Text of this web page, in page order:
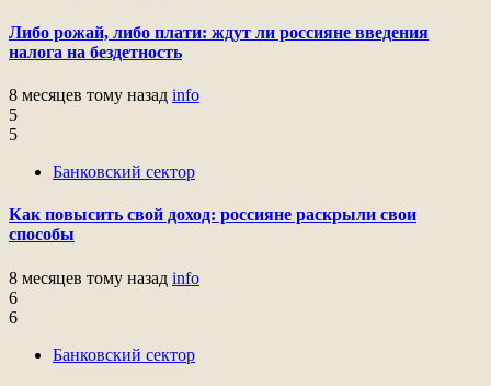
Либо рожай, либо плати: ждут ли россияне введения
налога на бездетность
8 месяцев тому назад info
5
5
Банковский сектор
Как повысить свой доход: россияне раскрыли свои
способы
8 месяцев тому назад info
6
6
Банковский сектор